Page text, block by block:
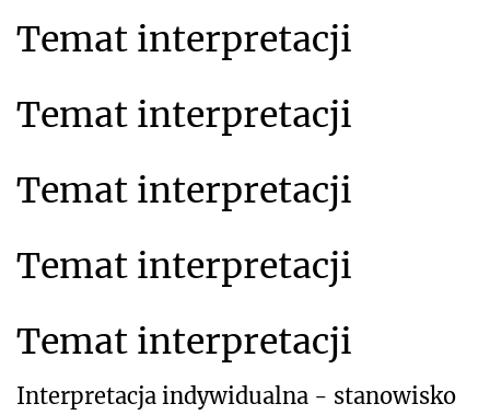
Temat interpretacji
Temat interpretacji
Temat interpretacji
Temat interpretacji
Temat interpretacji
Interpretacja indywidualna - stanowisko